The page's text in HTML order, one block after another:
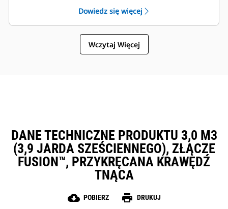
przodu i uniknąć uszkodzenia rogów
podczas zrzutu.
Dowiedz się więcej
Wczytaj Więcej
DANE TECHNICZNE PRODUKTU 3,0 M3
(3,9 JARDA SZEŚCIENNEGO), ZŁĄCZE
FUSION™, PRZYKRĘCANA KRAWĘDŹ
TNĄCA
cloud_download POBIERZ print DRUKUJ